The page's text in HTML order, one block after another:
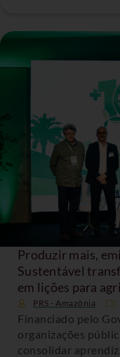
Produzir mais,
Sustentável
em lições para
PRS - Amazônia
Financiado pelo
organizações
consolidar